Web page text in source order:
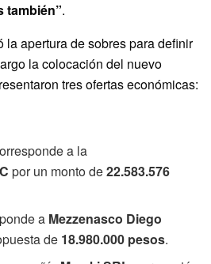
también”.
la apertura de sobres para definir
la colocación del nuevo
tres ofertas económicas:
a la
por un monto de22.583.576
a Mezzenasco Diego
de 18.980.000 pesos.